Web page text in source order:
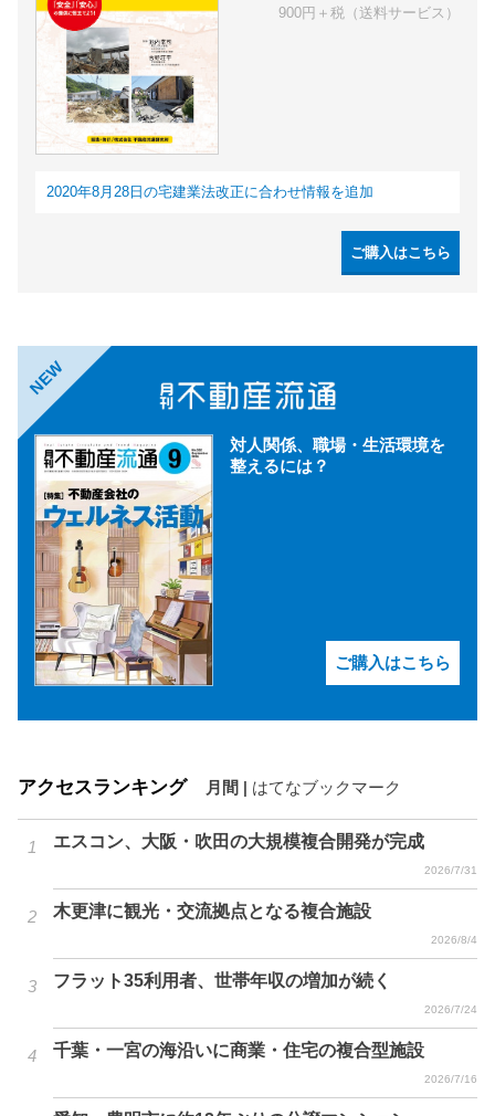
900円＋税（送料サービス）
2020年8月28日の宅建業法改正に合わせ情報を追加
ご購入はこちら
NEW
対人関係、職場・生活環境を
整えるには？
ご購入はこちら
アクセスランキング 月間 はてなブックマーク
エスコン、大阪・吹田の大規模複合開発が完成
2026/7/31
木更津に観光・交流拠点となる複合施設
2026/8/4
フラット35利用者、世帯年収の増加が続く
2026/7/24
千葉・一宮の海沿いに商業・住宅の複合型施設
2026/7/16